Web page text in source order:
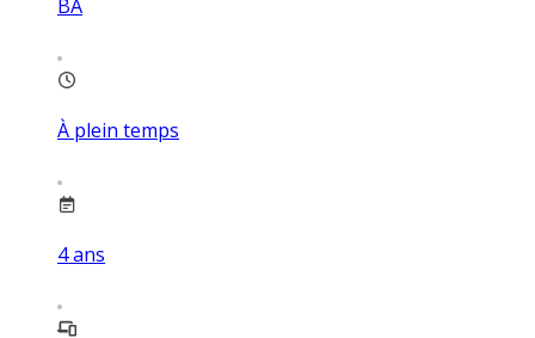
BA
À plein temps
4ans